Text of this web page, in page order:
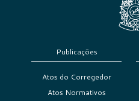
Publicações
Atos do Corregedor
Atos Normativos